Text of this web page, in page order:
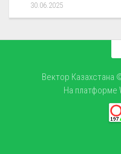
30.06.2025
Вектор Казахстана
На платформе